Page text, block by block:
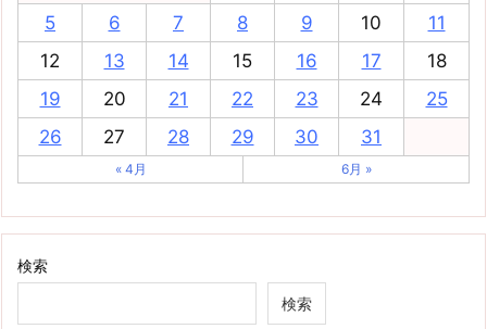
5
6 7 8 9 10
11
12
13 14 15 16 17
18
19
20 21 22 23 24
25
26
27 28 29 30 31
« 4月 6月 »
検索
検索